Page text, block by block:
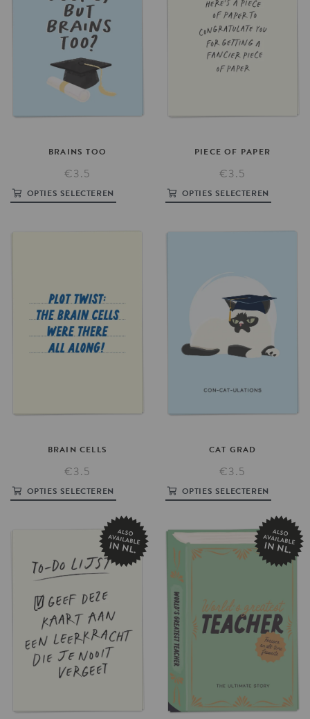
BRAINS TOO
€3.5
OPTIES SELECTEREN
PIECE OF PAPER
€3.5
OPTIES SELECTEREN
BRAIN CELLS
€3.5
OPTIES SELECTEREN
CAT GRAD
€3.5
OPTIES SELECTEREN